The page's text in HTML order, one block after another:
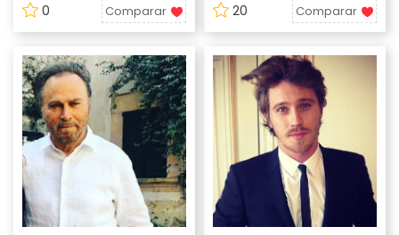
0 Comparar 20 Comparar